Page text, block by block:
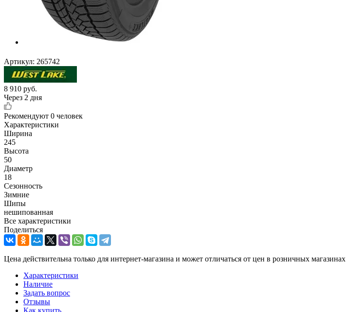
Артикул: 265742
8 910 руб.
Через 2 дня
Рекомендуют 0 человек
Характеристики
Ширина
245
Высота
50
Диаметр
18
Сезонность
Зимние
Шипы
нешипованная
Все характеристики
Поделиться
Цена действительна только для интернет-магазина и может отличаться от цен в розничных магазинах
Характеристики
Наличие
Задать вопрос
Отзывы
Как купить